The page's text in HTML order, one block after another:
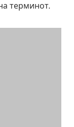
терминот.